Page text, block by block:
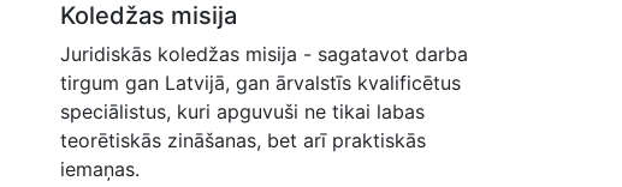
Koledžas misija
Juridiskās koledžas misija - sagatavot darba
tirgum gan Latvijā, gan ārvalstīs kvalificētus
speciālistus, kuri apguvuši ne tikai labas
teorētiskās zināšanas, bet arī praktiskās
iemaņas.